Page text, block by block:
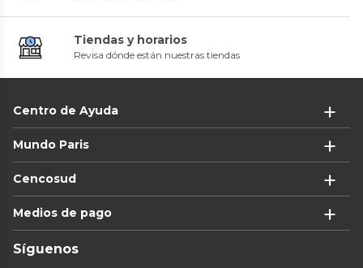
Tiendas y horarios
Revisa dónde están nuestras tiendas
Centro de Ayuda
Mundo Paris
Cencosud
Medios de pago
Síguenos